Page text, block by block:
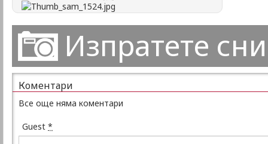
Изпратете
Коментари
Все още няма коментари
Guest *